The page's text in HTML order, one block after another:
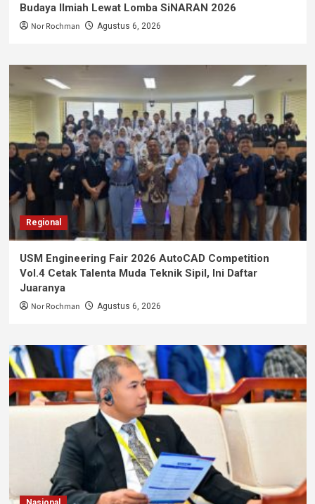
Budaya Ilmiah Lewat Lomba SiNARAN 2026
Nor Rochman Agustus 6, 2026
Regional
USM Engineering Fair 2026 AutoCAD Competition
Vol.4 Cetak Talenta Muda Teknik Sipil, Ini Daftar
Juaranya
Nor Rochman Agustus 6, 2026